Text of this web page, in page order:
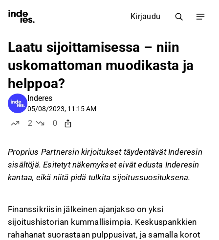
Kirjaudu
Laatu sijoittamisessa – niin
uskomattoman muodikasta ja
helppoa?
Inderes
05/08/2023, 11:15 AM
2
0
Proprius Partnersin kirjoitukset täydentävät Inderesin
sisältöjä. Esitetyt näkemykset eivät edusta Inderesin
kantaa, eikä niitä pidä tulkita sijoitussuosituksena.
Finanssikriisin jälkeinen ajanjakso on yksi
sijoitushistorian kummallisimpia. Keskuspankkien
rahahanat suorastaan pulppusivat, ja samalla korot